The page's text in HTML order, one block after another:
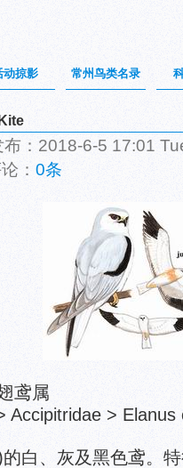
动掠影 常州鸟类名录
：2018-6-5 17:01
： 0条
鸢属
Accipitridae > Elanus
白、灰及黑色鸢。